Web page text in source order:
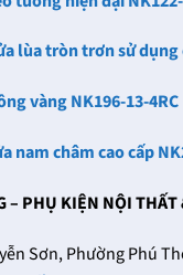
lùa tròn trơn sử dụng
vàng NK196-13-4RC
nam châm cao cấp
– PHỤ KIỆN NỘI
Sơn, Phường Phú